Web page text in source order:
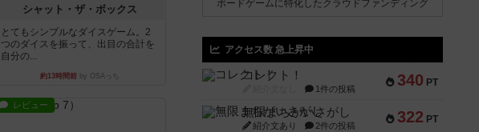
シャット・ザ・ボックス
とてもシンプルなダイスゲーム。2
つのダイスを振って、出目の合計を
自分の...
約13時間前by OSAっち
レビュー
ボードゲームに特化したクラウドファンディング
アクセス数 急上昇中
340 PT
コレクト！
1件の投稿
322 PT
無限まちがいさがし
紹介文あり 2件の投稿